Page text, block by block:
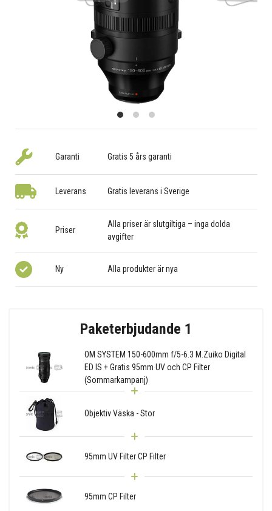
Garanti Gratis 5 års garanti
Leverans Gratis leverans i Sverige
Priser
Alla priser är slutgiltiga – inga dolda
avgifter
Ny Alla produkter är nya
Paketerbjudande 1
OM SYSTEM 150-600mm f/5-6.3 M.Zuiko Digital
ED IS + Gratis 95mm UV och CP Filter
(Sommarkampanj)
Objektiv Väska - Stor
95mm UV Filter CP Filter
95mm CP Filter